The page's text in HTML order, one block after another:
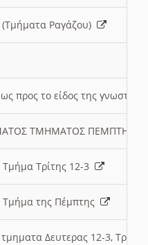
(Τμήματα Ραγάζου)
ως προς το είδος της
ΤΜΗΜΑΤΟΣ
Τμήμα Τρίτης 12-3
Τμήμα της Πέμπτης
Δευτερας 12-3,